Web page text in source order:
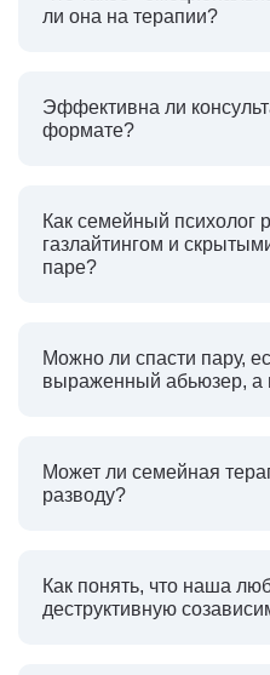
ли она на терапии?
Эффективна ли
формате?
Как семейный психолог
газлайтингом и
паре?
Можно ли спасти пару,
выраженный абьюзер, а
Может ли семейная
разводу?
Как понять, что наша
деструктивную